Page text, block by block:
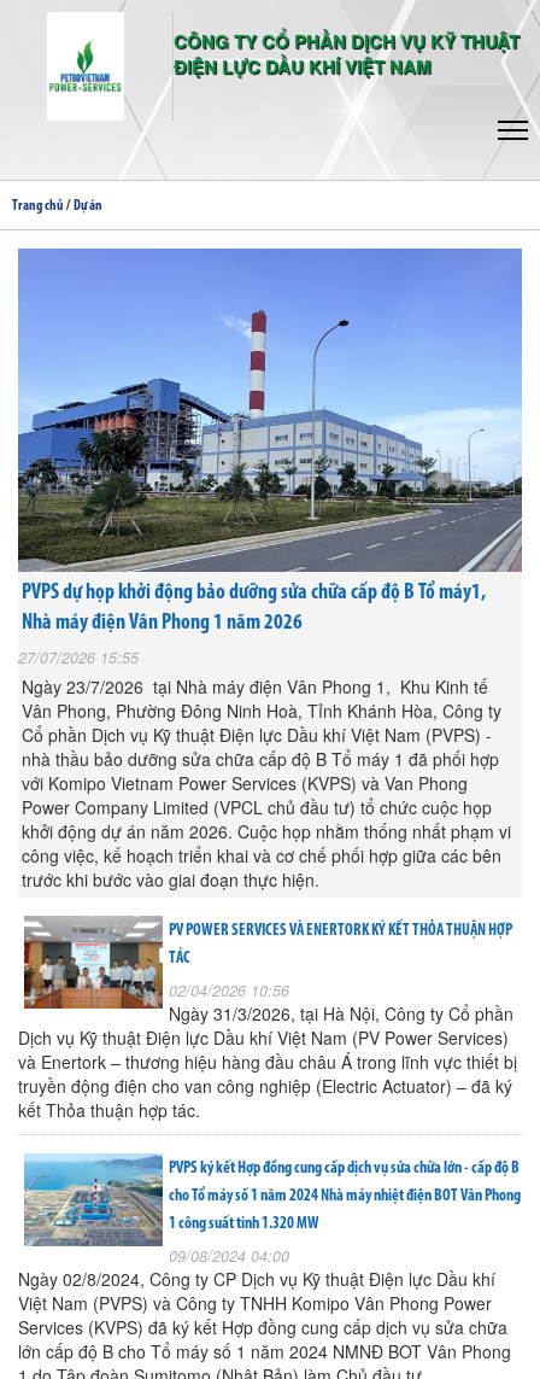
CÔNG TY CỔ PHẦN DỊCH VỤ KỸ THUẬT
ĐIỆN LỰC DẦU KHÍ VIỆT NAM
Trang chủ / Dự án
PVPS dự họp khởi động bảo dưỡng sửa chữa cấp độ B Tổ máy1,
Nhà máy điện Vân Phong 1 năm 2026
27/07/2026 15:55
Ngày 23/7/2026 tại Nhà máy điện Vân Phong 1, Khu Kinh tế
Vân Phong, Phường Đông Ninh Hoà, Tỉnh Khánh Hòa, Công ty
Cổ phần Dịch vụ Kỹ thuật Điện lực Dầu khí Việt Nam (PVPS) -
nhà thầu bảo dưỡng sửa chữa cấp độ B Tổ máy 1 đã phối hợp
với Komipo Vietnam Power Services (KVPS) và Van Phong
Power Company Limited (VPCL chủ đầu tư) tổ chức cuộc họp
khởi động dự án năm 2026. Cuộc họp nhằm thống nhất phạm vi
công việc, kế hoạch triển khai và cơ chế phối hợp giữa các bên
trước khi bước vào giai đoạn thực hiện.
PV POWER SERVICES VÀ ENERTORK KÝ KẾT THỎA THUẬN HỢP
TÁC
02/04/2026 10:56
Ngày 31/3/2026, tại Hà Nội, Công ty Cổ phần
Dịch vụ Kỹ thuật Điện lực Dầu khí Việt Nam (PV Power Services)
và Enertork – thương hiệu hàng đầu châu Á trong lĩnh vực thiết bị
truyền động điện cho van công nghiệp (Electric Actuator) – đã ký
kết Thỏa thuận hợp tác.
PVPS ký kết Hợp đồng cung cấp dịch vụ sửa chữa lớn - cấp độ B
cho Tổ máy số 1 năm 2024 Nhà máy nhiệt điện BOT Vân Phong
1 công suất tinh 1.320 MW
09/08/2024 04:00
Ngày 02/8/2024, Công ty CP Dịch vụ Kỹ thuật Điện lực Dầu khí
Việt Nam (PVPS) và Công ty TNHH Komipo Vân Phong Power
Services (KVPS) đã ký kết Hợp đồng cung cấp dịch vụ sửa chữa
lớn cấp độ B cho Tổ máy số 1 năm 2024 NMNĐ BOT Vân Phong